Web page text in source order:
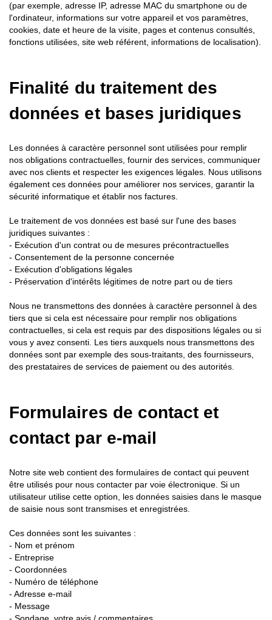
(par exemple, adresse IP, adresse MAC du smartphone ou de
l'ordinateur, informations sur votre appareil et vos paramètres,
cookies, date et heure de la visite, pages et contenus consultés,
fonctions utilisées, site web référent, informations de localisation).
Finalité du traitement des
données et bases juridiques
Les données à caractère personnel sont utilisées pour remplir
nos obligations contractuelles, fournir des services, communiquer
avec nos clients et respecter les exigences légales. Nous utilisons
également ces données pour améliorer nos services, garantir la
sécurité informatique et établir nos factures.
Le traitement de vos données est basé sur l'une des bases
juridiques suivantes :
- Exécution d'un contrat ou de mesures précontractuelles
- Consentement de la personne concernée
- Exécution d'obligations légales
- Préservation d'intérêts légitimes de notre part ou de tiers
Nous ne transmettons des données à caractère personnel à des
tiers que si cela est nécessaire pour remplir nos obligations
contractuelles, si cela est requis par des dispositions légales ou si
vous y avez consenti. Les tiers auxquels nous transmettons des
données sont par exemple des sous-traitants, des fournisseurs,
des prestataires de services de paiement ou des autorités.
Formulaires de contact et
contact par e-mail
Notre site web contient des formulaires de contact qui peuvent
être utilisés pour nous contacter par voie électronique. Si un
utilisateur utilise cette option, les données saisies dans le masque
de saisie nous sont transmises et enregistrées.
Ces données sont les suivantes :
- Nom et prénom
- Entreprise
- Coordonnées
- Numéro de téléphone
- Adresse e-mail
- Message